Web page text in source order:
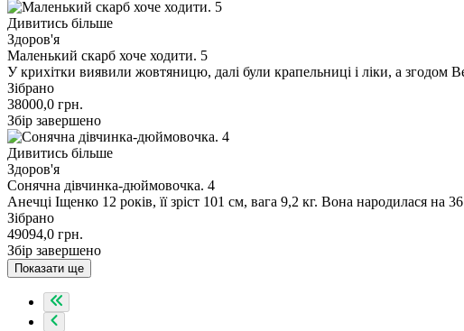
Дивитись більше
Здоров'я
Маленький скарб хоче ходити. 5
У крихітки виявили жовтяницю, далі були крапельниці і ліки, а згодом
Зібрано
38000,0 грн.
Збір завершено
Дивитись більше
Здоров'я
Сонячна дівчинка-дюймовочка. 4
Анечці Іщенко 12 років, її зріст 101 см, вага 9,2 кг. Вона народилася на
Зібрано
49094,0 грн.
Збір завершено
Показати ще